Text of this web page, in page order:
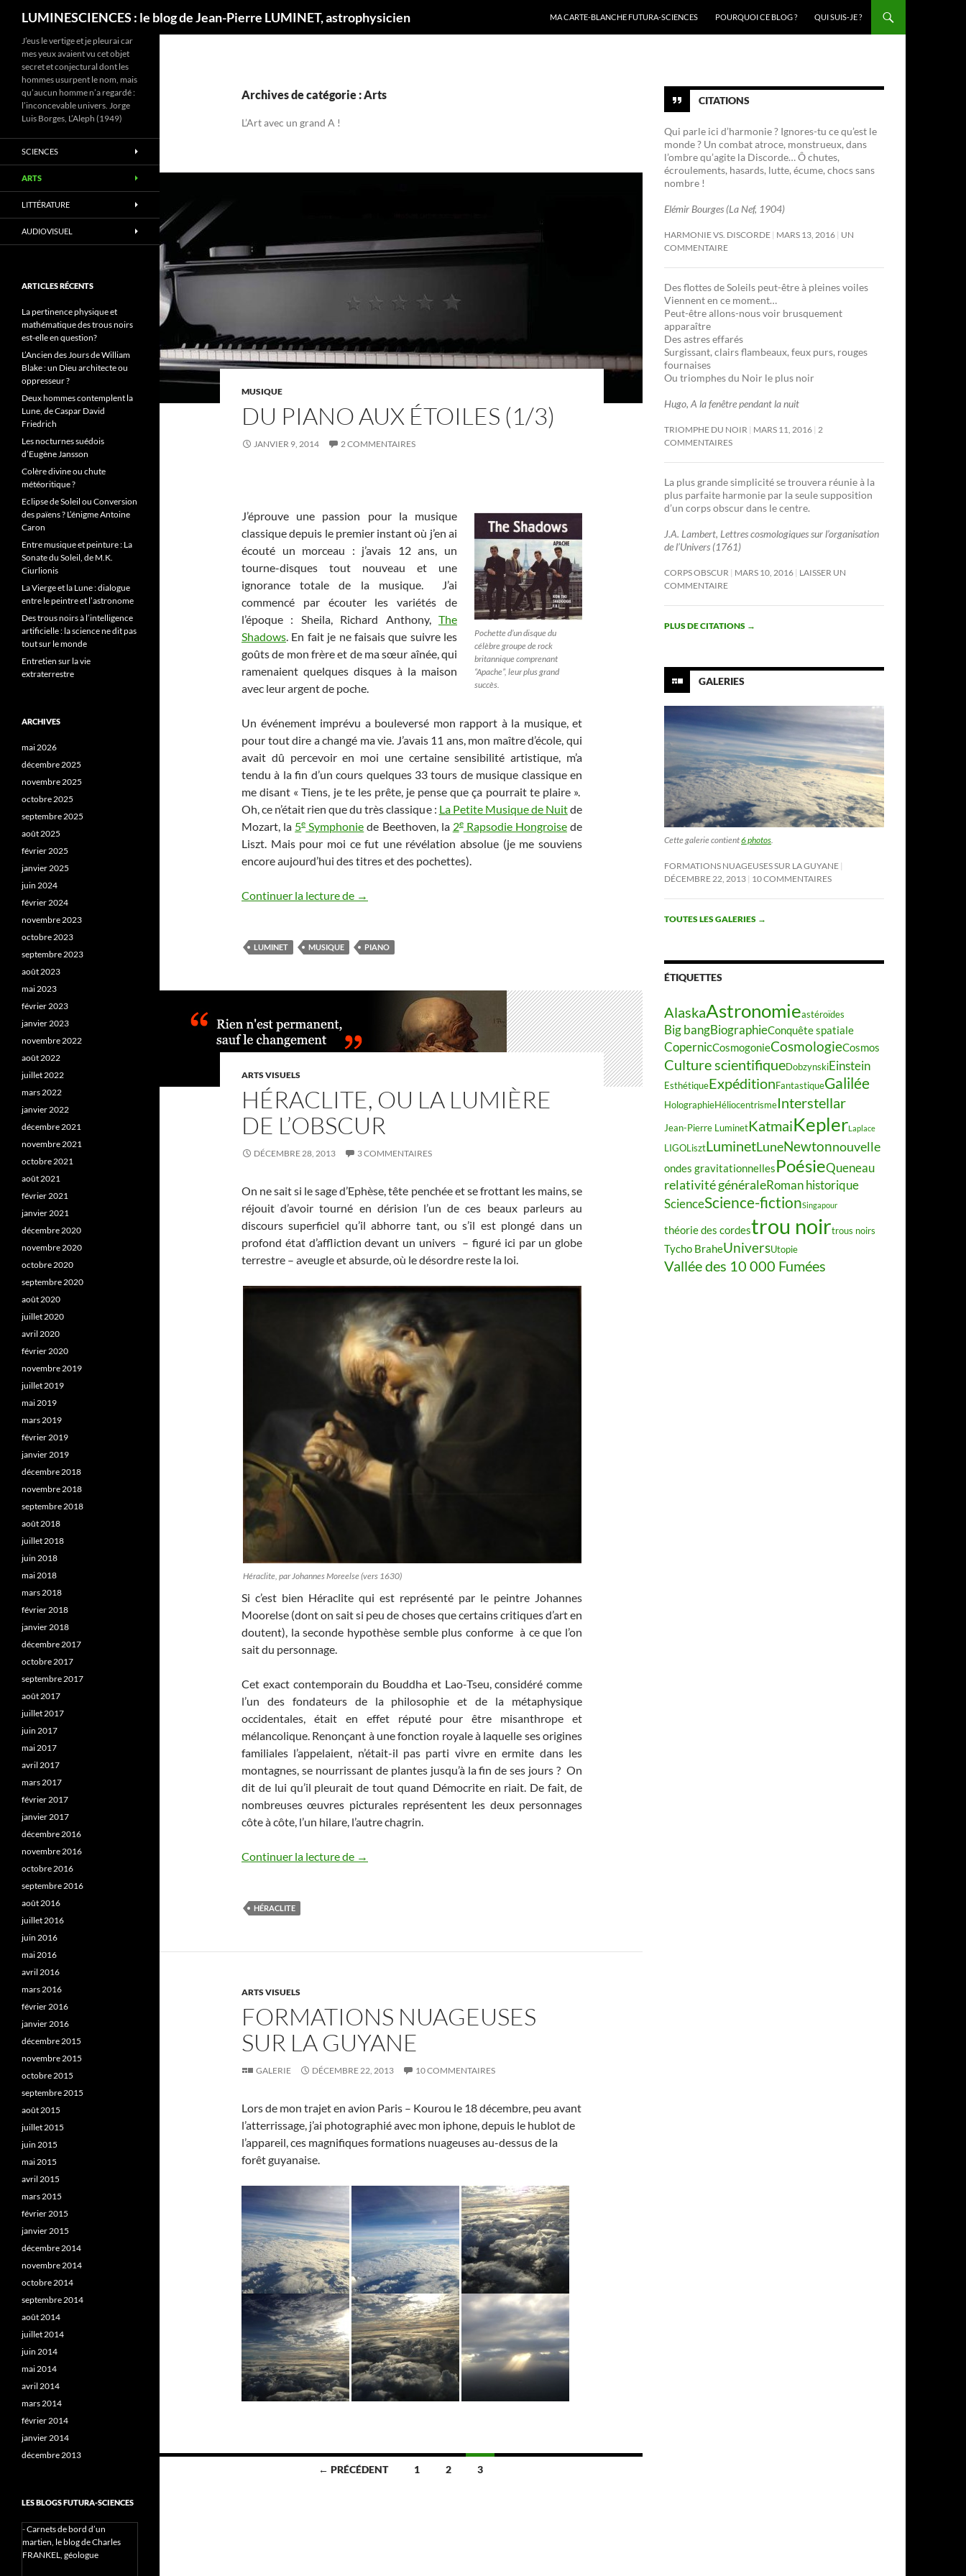
LUMINESCIENCES : le blog de Jean-Pierre LUMINET, astrophysicien
MA CARTE-BLANCHE FUTURA-SCIENCES
POURQUOI CE BLOG ? QUI SUIS-JE ?
Archives de catégorie : Arts
L’Art avec un grand A !
MUSIQUE
DU PIANO AUX ÉTOILES (1/3)
JANVIER 9, 2014 2 COMMENTAIRES
Pochette d’un disque du
célèbre groupe de rock
britannique comprenant
“Apache”, leur plus grand
succès.
J’éprouve une passion pour la musique
classique depuis le premier instant où j’en ai
écouté un morceau : j’avais 12 ans, un
tourne-disques tout nouveau et une
ignorance totale de la musique. J’ai
commencé par écouter les variétés de
l’époque : Sheila, Richard Anthony, The
Shadows. En fait je ne faisais que suivre les
goûts de mon frère et de ma sœur aînée, qui
ramenaient quelques disques à la maison
avec leur argent de poche.
Un événement imprévu a bouleversé mon rapport à la musique, et
pour tout dire a changé ma vie. J’avais 11 ans, mon maître d’école, qui
avait dû percevoir en moi une certaine sensibilité artistique, m’a
tendu à la fin d’un cours quelques 33 tours de musique classique en
me disant « Tiens, je te les prête, je pense que ça pourrait te plaire ».
Oh, ce n’était rien que du très classique : La Petite Musique de Nuitde
Mozart, la 5eSymphonie de Beethoven, la 2eRapsodie Hongroisede
Liszt. Mais pour moi ce fut une révélation absolue (je me souviens
encore aujourd’hui des titres et des pochettes).
Continuer la lecture de Du piano aux étoiles (1/3)
→
LUMINET MUSIQUE PIANO
ARTS VISUELS
HÉRACLITE, OU LA LUMIÈRE
DE L’OBSCUR
DÉCEMBRE 28, 2013 3 COMMENTAIRES
On ne sait si le sage d’Ephèse, tête penchée et se frottant les mains, se
réjouit d’avoir tourné en dérision l’un de ces beaux parleurs au
discours superficiel qu’il abhorre tant, ou s’il est plongé dans un
profond état d’affliction devant un univers – figuré ici par un globe
terrestre – aveugle et absurde, où le désordre reste la loi.
Héraclite, par Johannes Moreelse (vers 1630)
Si c’est bien Héraclite qui est représenté par le peintre Johannes
Moorelse (dont on sait si peu de choses que certains critiques d’art en
doutent), la seconde hypothèse semble plus conforme à ce que l’on
sait du personnage.
Cet exact contemporain du Bouddha et Lao-Tseu, considéré comme
l’un des fondateurs de la philosophie et de la métaphysique
occidentales, était en effet réputé pour être misanthrope et
mélancolique. Renonçant à une fonction royale à laquelle ses origines
familiales l’appelaient, n’était-il pas parti vivre en ermite dans les
montagnes, se nourrissant de plantes jusqu’à la fin de ses jours ? On
dit de lui qu’il pleurait de tout quand Démocrite en riait. De fait, de
nombreuses œuvres picturales représentent les deux personnages
côte à côte, l’un hilare, l’autre chagrin.
Continuer la lecture de Héraclite, ou la lumière de l’obscur
→
HÉRACLITE
ARTS VISUELS
FORMATIONS NUAGEUSES
SUR LA GUYANE
GALERIE DÉCEMBRE 22, 2013 10 COMMENTAIRES
Lors de mon trajet en avion Paris – Kourou le 18 décembre, peu avant
l’atterrissage, j’ai photographié avec mon iphone, depuis le hublot de
l’appareil, ces magnifiques formations nuageuses au-dessus de la
forêt guyanaise.
← PRÉCÉDENT 1 2 3
CITATIONS
Qui parle ici d’harmonie ? Ignores-tu ce qu’est le
monde ? Un combat atroce, monstrueux, dans
l’ombre qu’agite la Discorde… Ô chutes,
écroulements, hasards, lutte, écume, chocs sans
nombre !
Elémir Bourges (La Nef, 1904)
HARMONIE VS. DISCORDE MARS 13, 2016 UN
COMMENTAIRE
Des flottes de Soleils peut-être à pleines voiles
Viennent en ce moment…
Peut-être allons-nous voir brusquement
apparaître
Des astres effarés
Surgissant, clairs flambeaux, feux purs, rouges
fournaises
Ou triomphes du Noir le plus noir
Hugo, A la fenêtre pendant la nuit
TRIOMPHE DU NOIR MARS 11, 2016 2
COMMENTAIRES
La plus grande simplicité se trouvera réunie à la
plus parfaite harmonie par la seule supposition
d’un corps obscur dans le centre.
J.A. Lambert, Lettres cosmologiques sur l’organisation
de l’Univers (1761)
CORPS OBSCUR MARS 10, 2016 LAISSER UN
COMMENTAIRE
PLUS DE CITATIONS →
GALERIES
Cette galerie contient6 photos.
FORMATIONS NUAGEUSES SUR LA GUYANE
DÉCEMBRE 22, 2013 10 COMMENTAIRES
TOUTES LES GALERIES →
ÉTIQUETTES
AlaskaAstronomieastéroïdes
Big bangBiographieConquête spatiale
CopernicCosmogonieCosmologieCosmos
Culture scientifiqueDobzynskiEinstein
EsthétiqueExpéditionFantastiqueGalilée
HolographieHéliocentrismeInterstellar
Jean-Pierre LuminetKatmaiKeplerLaplace
LIGOLisztLuminetLuneNewtonnouvelle
ondes gravitationnellesPoésieQueneau
relativité généraleRoman historique
ScienceScience-fictionSingapour
théorie des cordestrou noirtrous noirs
Tycho BraheUniversUtopie
Vallée des 10 000 Fumées
J’eus le vertige et je pleurai car
mes yeux avaient vu cet objet
secret et conjectural dont les
hommes usurpent le nom, mais
qu’aucun homme n’a regardé :
l’inconcevable univers. Jorge
Luis Borges, L’Aleph (1949)
SCIENCES
ARTS
LITTÉRATURE
AUDIOVISUEL
ARTICLES RÉCENTS
La pertinence physique et
mathématique des trous noirs
est-elle en question?
L’Ancien des Jours de William
Blake : un Dieu architecte ou
oppresseur ?
Deux hommes contemplent la
Lune, de Caspar David
Friedrich
Les nocturnes suédois
d’Eugène Jansson
Colère divine ou chute
météoritique ?
Eclipse de Soleil ou Conversion
des païens ? L’énigme Antoine
Caron
Entre musique et peinture : La
Sonate du Soleil, de M.K.
Ciurlionis
La Vierge et la Lune : dialogue
entre le peintre et l’astronome
Des trous noirs à l’intelligence
artificielle : la science ne dit pas
tout sur le monde
Entretien sur la vie
extraterrestre
ARCHIVES
mai 2026
décembre 2025
novembre 2025
octobre 2025
septembre 2025
août 2025
février 2025
janvier 2025
juin 2024
février 2024
novembre 2023
octobre 2023
septembre 2023
août 2023
mai 2023
février 2023
janvier 2023
novembre 2022
août 2022
juillet 2022
mars 2022
janvier 2022
décembre 2021
novembre 2021
octobre 2021
août 2021
février 2021
janvier 2021
décembre 2020
novembre 2020
octobre 2020
septembre 2020
août 2020
juillet 2020
avril 2020
février 2020
novembre 2019
juillet 2019
mai 2019
mars 2019
février 2019
janvier 2019
décembre 2018
novembre 2018
septembre 2018
août 2018
juillet 2018
juin 2018
mai 2018
mars 2018
février 2018
janvier 2018
décembre 2017
octobre 2017
septembre 2017
août 2017
juillet 2017
juin 2017
mai 2017
avril 2017
mars 2017
février 2017
janvier 2017
décembre 2016
novembre 2016
octobre 2016
septembre 2016
août 2016
juillet 2016
juin 2016
mai 2016
avril 2016
mars 2016
février 2016
janvier 2016
décembre 2015
novembre 2015
octobre 2015
septembre 2015
août 2015
juillet 2015
juin 2015
mai 2015
avril 2015
mars 2015
février 2015
janvier 2015
décembre 2014
novembre 2014
octobre 2014
septembre 2014
août 2014
juillet 2014
juin 2014
mai 2014
avril 2014
mars 2014
février 2014
janvier 2014
décembre 2013
LES BLOGS FUTURA-SCIENCES
-Carnets de bord d’un
martien, le blog de Charles
FRANKEL, géologue